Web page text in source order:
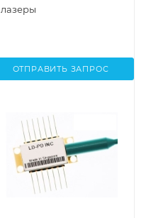
лазеры
ОТПРАВИТЬ ЗАПРОС